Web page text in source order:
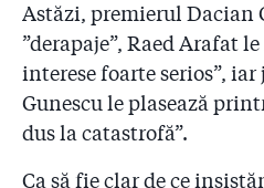
2.22
Supraviețuitorul de la
conform coordonatelor
Sanador au ajuns în
spune Arafat
Cioloș: ”Și la atentatele
Astăzi, premierul Dacian
”derapaje”, Raed Arafat
interese foarte serios”,
Gunescu le plasează
dus la catastrofă”.
Ca să fie clar de ce